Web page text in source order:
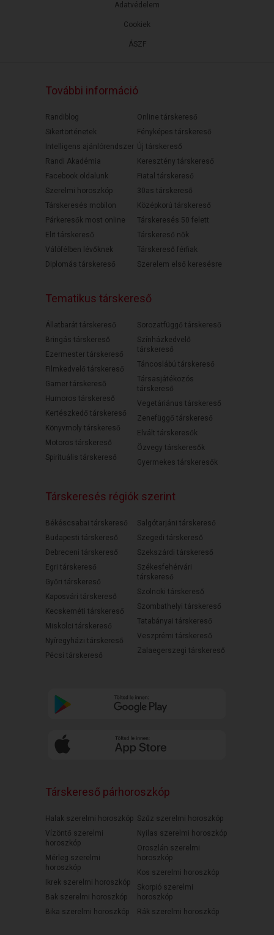
ÁSZF
Adatvédelem
Cookiek
További információ
Randiblog
Sikertörténetek
Intelligens ajánlórendszer
Randi Akadémia
Facebook oldalunk
Szerelmi horoszkóp
Társkeresés mobilon
Párkeresők most online
Elit társkereső
Válófélben lévőknek
Diplomás társkereső
Online társkereső
Fényképes társkereső
Új társkereső
Keresztény társkereső
Fiatal társkereső
30as társkereső
Középkorú társkereső
Társkeresés 50 felett
Társkereső nők
Társkereső férfiak
Szerelem első keresésre
Tematikus társkereső
Állatbarát társkereső
Bringás társkereső
Ezermester társkereső
Filmkedvelő társkereső
Gamer társkereső
Humoros társkereső
Kertészkedő társkereső
Könyvmoly társkereső
Motoros társkereső
Spirituális társkereső
Sorozatfüggő társkereső
Színházkedvelő
társkereső
Táncoslábú társkereső
Társasjátékozós
társkereső
Vegetáriánus társkereső
Zenefüggő társkereső
Elvált társkeresők
Özvegy társkeresők
Gyermekes társkeresők
Társkeresés régiók szerint
Békéscsabai társkereső
Budapesti társkereső
Debreceni társkereső
Egri társkereső
Győri társkereső
Kaposvári társkereső
Kecskeméti társkereső
Miskolci társkereső
Nyíregyházi társkereső
Pécsi társkereső
Salgótarjáni társkereső
Szegedi társkereső
Szekszárdi társkereső
Székesfehérvári
társkereső
Szolnoki társkereső
Szombathelyi társkereső
Tatabányai társkereső
Veszprémi társkereső
Zalaegerszegi társkereső
Társkereső párhoroszkóp
Halak szerelmi horoszkóp
Vízöntő szerelmi
horoszkóp
Mérleg szerelmi
horoszkóp
Ikrek szerelmi horoszkóp
Bak szerelmi horoszkóp
Bika szerelmi horoszkóp
Szűz szerelmi horoszkóp
Nyilas szerelmi horoszkóp
Oroszlán szerelmi
horoszkóp
Kos szerelmi horoszkóp
Skorpió szerelmi
horoszkóp
Rák szerelmi horoszkóp